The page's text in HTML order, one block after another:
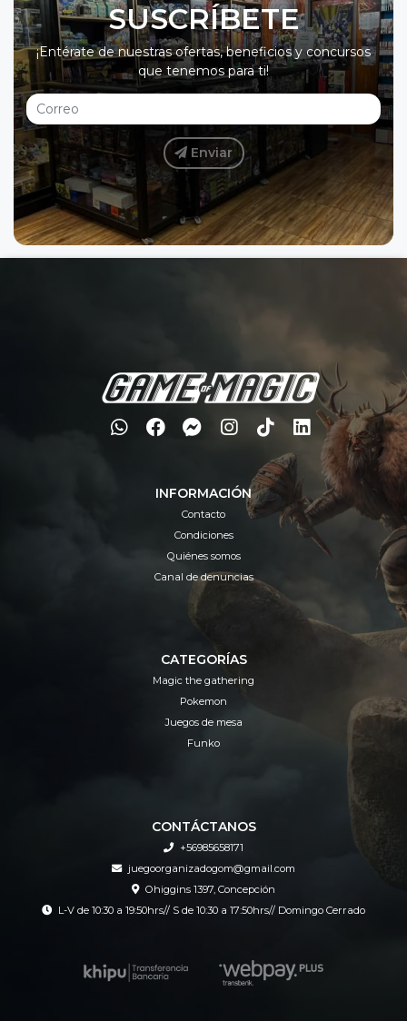
SUSCRÍBETE
¡Entérate de nuestras ofertas, beneficios y concursos
que tenemos para ti!
Enviar
INFORMACIÓN
Contacto
Condiciones
Quiénes somos
Canal de denuncias
CATEGORÍAS
Magic the gathering
Pokemon
Juegos de mesa
Funko
CONTÁCTANOS
+56985658171
juegoorganizadogom@gmail.com
Ohiggins 1397, Concepción
L-V de 10:30 a 19:50hrs// S de 10:30 a 17:50hrs// Domingo Cerrado